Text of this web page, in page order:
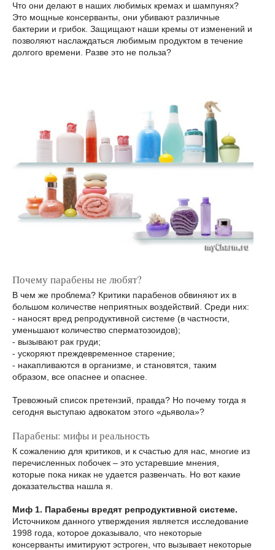
Что они делают в наших любимых кремах и шампунях?
Это мощные консерванты, они убивают различные
бактерии и грибок. Защищают наши кремы от изменений и
позволяют наслаждаться любимым продуктом в течение
долгого времени. Разве это не польза?
Почему парабены не любят?
В чем же проблема? Критики парабенов обвиняют их в
большом количестве неприятных воздействий. Среди них:
- наносят вред репродуктивной системе (в частности,
уменьшают количество сперматозоидов);
- вызывают рак груди;
- ускоряют преждевременное старение;
- накапливаются в организме, и становятся, таким
образом, все опаснее и опаснее.
Тревожный список претензий, правда? Но почему тогда я
сегодня выступаю адвокатом этого «дьявола»?
Парабены: мифы и реальность
К сожалению для критиков, и к счастью для нас, многие из
перечисленных побочек – это устаревшие мнения,
которые пока никак не удается развенчать. Но вот какие
доказательства нашла я.
Миф 1. Парабены вредят репродуктивной системе.
Источником данного утверждения является исследование
1998 года, которое доказывало, что некоторые
консерванты имитируют эстроген, что вызывает некоторые